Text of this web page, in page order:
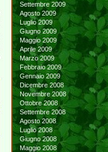
Settembre 2009
Agosto 2009
Luglio 2009
Giugno 2009
Maggio 2009
Aprile 2009
Marzo 2009
Febbraio 2009
Gennaio 2009
Dicembre 2008
Novembre 2008
Ottobre 2008
Settembre 2008
Agosto 2008
Luglio 2008
Giugno 2008
Maggio 2008